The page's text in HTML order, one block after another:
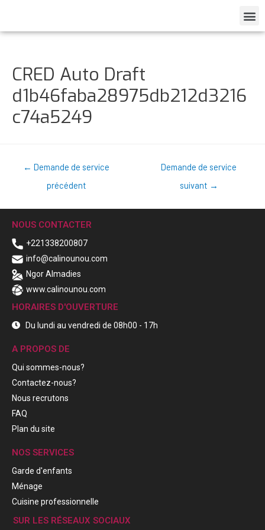
CRED Auto Draft
d1b46faba28975db212d3216
c74a5249
← Demande de service
précédent
Demande de service
suivant →
NOUS CONTACTER
+221338200807
info@calinounou.com
Ngor Almadies
www.calinounou.com
HORAIRES D'OUVERTURE
Du lundi au vendredi de 08h00 - 17h
A PROPOS DE
Qui sommes-nous?
Contactez-nous?
Nous recrutons
FAQ
Plan du site
NOS SERVICES
Garde d'enfants
Ménage
Cuisine professionnelle
SUR LES RÉSEAUX SOCIAUX